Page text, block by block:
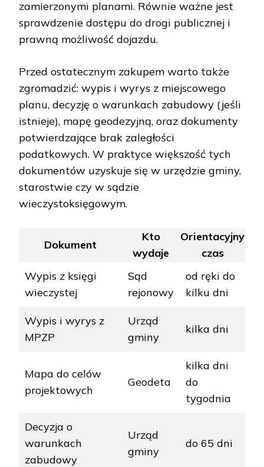
zamierzonymi planami. Równie ważne jest
sprawdzenie dostępu do drogi publicznej i
prawną możliwość dojazdu.
Przed ostatecznym zakupem warto także
zgromadzić: wypis i wyrys z miejscowego
planu, decyzję o warunkach zabudowy (jeśli
istnieje), mapę geodezyjną, oraz dokumenty
potwierdzające brak zaległości
podatkowych. W praktyce większość tych
dokumentów uzyskuje się w urzędzie gminy,
starostwie czy w sądzie
wieczystoksięgowym.
Dokument
Kto
wydaje
Orientacyjny
czas
Wypis z księgi
wieczystej
Sąd
rejonowy
od ręki do
kilku dni
Wypis i wyrys z
MPZP
Urząd
gminy
kilka dni
Mapa do celów
projektowych
Geodeta
kilka dni
do
tygodnia
Decyzja o
warunkach
zabudowy
Urząd
gminy
do 65 dni